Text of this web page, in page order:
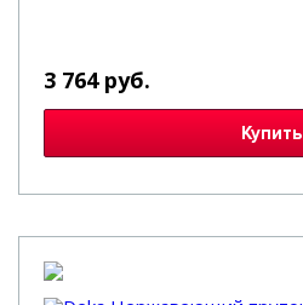
3 764 руб.
Купить